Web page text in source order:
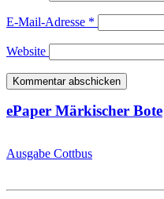
E-Mail-Adresse *
Website
ePaper Märkischer Bote
Ausgabe Cottbus